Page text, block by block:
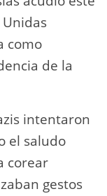
como
de la
intentaron
el saludo
corear
gestos